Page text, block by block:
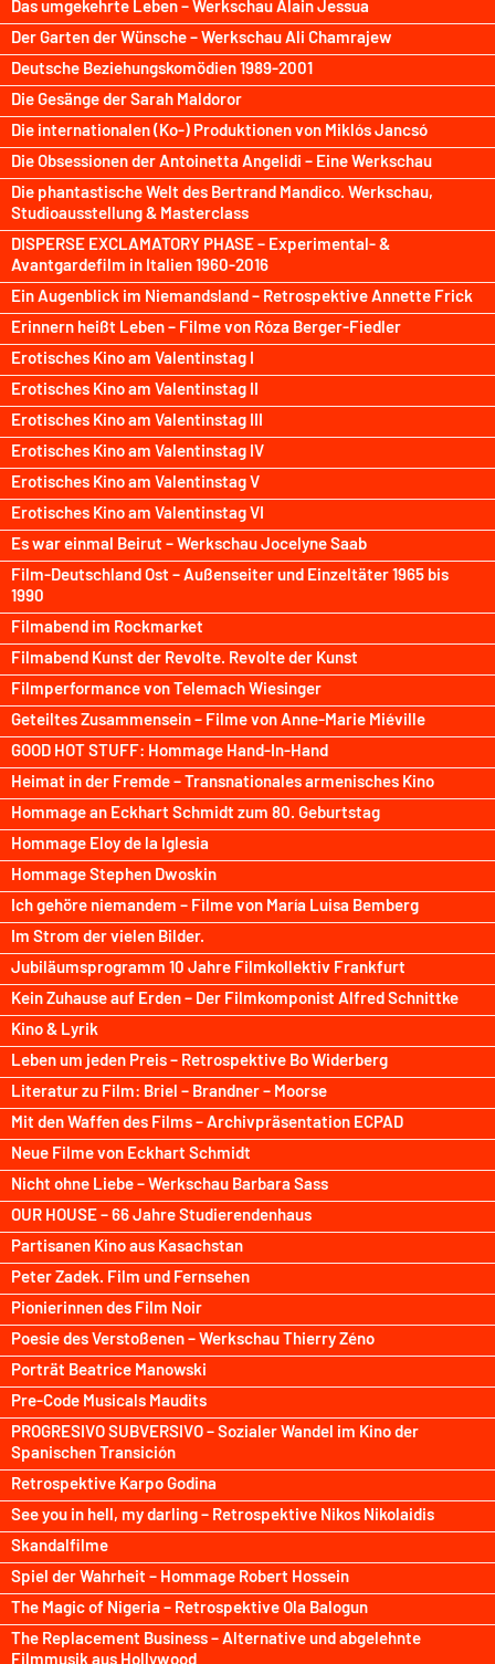
Das umgekehrte Leben – Werkschau Alain Jessua
Der Garten der Wünsche – Werkschau Ali Chamrajew
Deutsche Beziehungskomödien 1989-2001
Die Gesänge der Sarah Maldoror
Die internationalen (Ko-) Produktionen von Miklós Jancsó
Die Obsessionen der Antoinetta Angelidi – Eine Werkschau
Die phantastische Welt des Bertrand Mandico. Werkschau,
Studioausstellung & Masterclass
DISPERSE EXCLAMATORY PHASE – Experimental- &
Avantgardefilm in Italien 1960-2016
Ein Augenblick im Niemandsland – Retrospektive Annette Frick
Erinnern heißt Leben – Filme von Róza Berger-Fiedler
Erotisches Kino am Valentinstag I
Erotisches Kino am Valentinstag II
Erotisches Kino am Valentinstag III
Erotisches Kino am Valentinstag IV
Erotisches Kino am Valentinstag V
Erotisches Kino am Valentinstag VI
Es war einmal Beirut – Werkschau Jocelyne Saab
Film-Deutschland Ost – Außenseiter und Einzeltäter 1965 bis
1990
Filmabend im Rockmarket
Filmabend Kunst der Revolte. Revolte der Kunst
Filmperformance von Telemach Wiesinger
Geteiltes Zusammensein – Filme von Anne-Marie Miéville
GOOD HOT STUFF: Hommage Hand-In-Hand
Heimat in der Fremde – Transnationales armenisches Kino
Hommage an Eckhart Schmidt zum 80. Geburtstag
Hommage Eloy de la Iglesia
Hommage Stephen Dwoskin
Ich gehöre niemandem – Filme von María Luisa Bemberg
Im Strom der vielen Bilder.
Jubiläumsprogramm 10 Jahre Filmkollektiv Frankfurt
Kein Zuhause auf Erden – Der Filmkomponist Alfred Schnittke
Kino & Lyrik
Leben um jeden Preis – Retrospektive Bo Widerberg
Literatur zu Film: Briel – Brandner – Moorse
Mit den Waffen des Films – Archivpräsentation ECPAD
Neue Filme von Eckhart Schmidt
Nicht ohne Liebe – Werkschau Barbara Sass
OUR HOUSE – 66 Jahre Studierendenhaus
Partisanen Kino aus Kasachstan
Peter Zadek. Film und Fernsehen
Pionierinnen des Film Noir
Poesie des Verstoßenen – Werkschau Thierry Zéno
Porträt Beatrice Manowski
Pre-Code Musicals Maudits
PROGRESIVO SUBVERSIVO – Sozialer Wandel im Kino der
Spanischen Transición
Retrospektive Karpo Godina
See you in hell, my darling – Retrospektive Nikos Nikolaidis
Skandalfilme
Spiel der Wahrheit – Hommage Robert Hossein
The Magic of Nigeria – Retrospektive Ola Balogun
The Replacement Business – Alternative und abgelehnte
Filmmusik aus Hollywood